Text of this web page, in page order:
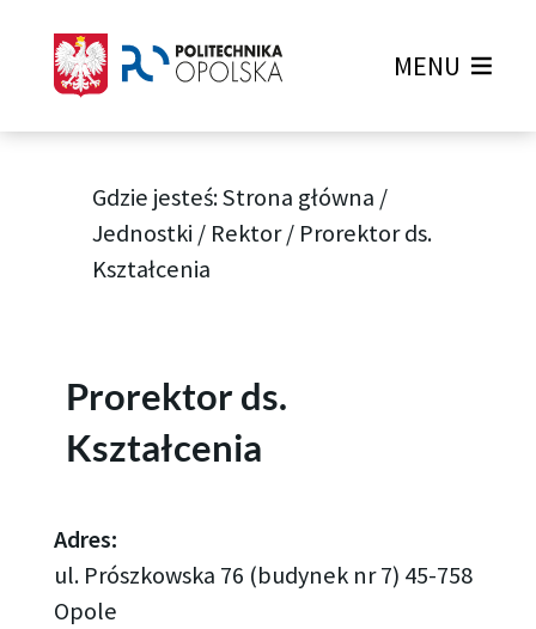
MENU
Gdzie jesteś:Strona główna /
Jednostki / Rektor/ Prorektor ds.
Kształcenia
Prorektor ds.
Kształcenia
Adres:
ul. Prószkowska 76 (budynek nr 7) 45-758
Opole